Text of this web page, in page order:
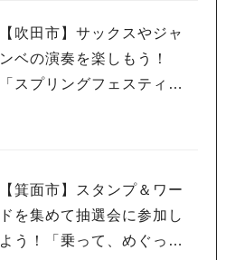
【吹田市】サックスやジャ
ンベの演奏を楽しもう！
「スプリングフェスティバ
【箕面市】スタンプ＆ワー
ドを集めて抽選会に参加し
よう！「乗って、めぐっ